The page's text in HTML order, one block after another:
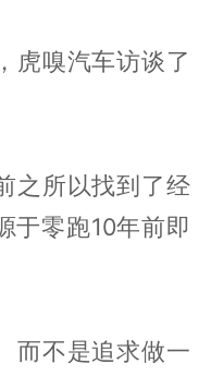
虎嗅汽车访谈了
之所以找到了经
于零跑10年前即
而不是追求做一